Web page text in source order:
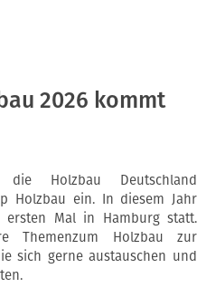
2026 kommt
Holzbau Deutschland
Holzbau ein. In diesem Jahr
Mal in Hamburg statt.
Themenzum Holzbau zur
sich gerne austauschen und